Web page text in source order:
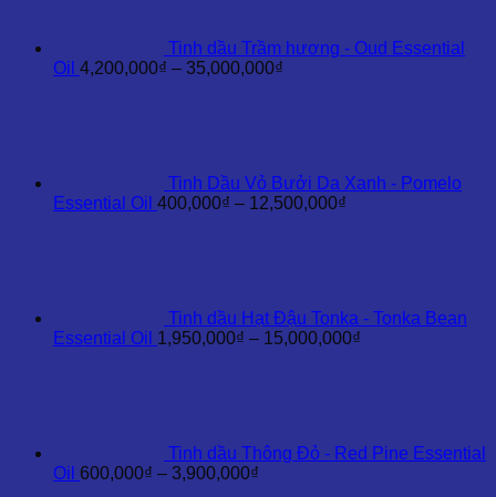
Tinh dầu Trầm hương - Oud Essential
Oil 4,200,000₫ – 35,000,000₫
Tinh Dầu Vỏ Bưởi Da Xanh - Pomelo
Essential Oil 400,000₫ – 12,500,000₫
Tinh dầu Hạt Đậu Tonka - Tonka Bean
Essential Oil 1,950,000₫ – 15,000,000₫
Tinh dầu Thông Đỏ - Red Pine Essential
Oil 600,000₫ – 3,900,000₫